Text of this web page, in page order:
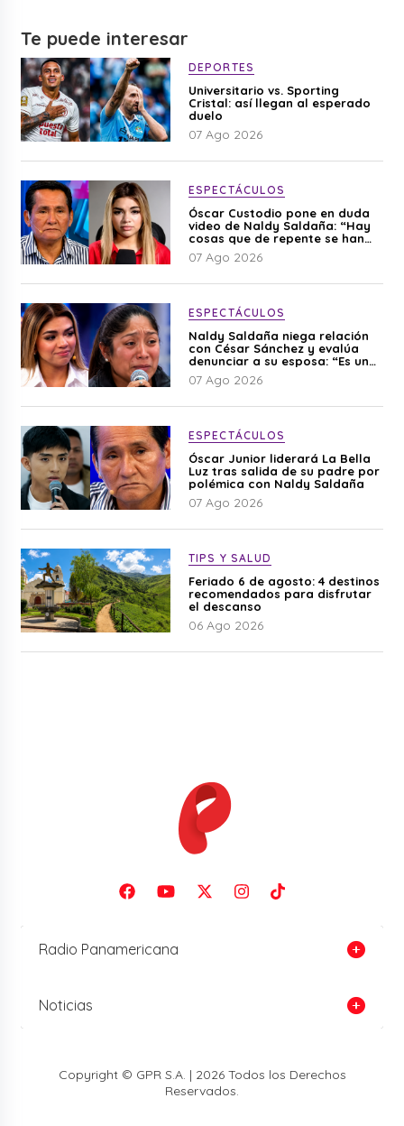
Te puede interesar
DEPORTES
Universitario vs. Sporting
Cristal: así llegan al esperado
duelo
07 Ago 2026
ESPECTÁCULOS
Óscar Custodio pone en duda
video de Naldy Saldaña: “Hay
cosas que de repente se han
editado”
07 Ago 2026
ESPECTÁCULOS
Naldy Saldaña niega relación
con César Sánchez y evalúa
denunciar a su esposa: “Es una
difamación”
07 Ago 2026
ESPECTÁCULOS
Óscar Junior liderará La Bella
Luz tras salida de su padre por
polémica con Naldy Saldaña
07 Ago 2026
TIPS Y SALUD
Feriado 6 de agosto: 4 destinos
recomendados para disfrutar
el descanso
06 Ago 2026
Radio Panamericana
Noticias
Copyright © GPR S.A. | 2026 Todos los Derechos
Reservados.